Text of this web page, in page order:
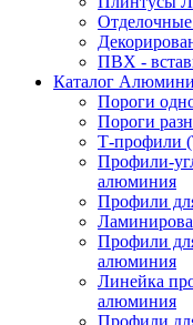
ПВХ -
Каталог
Пороги
Пороги
Т-профили
Профили-
алюминия
Профили
Профили
алюминия
Линейка
алюминия
Профили